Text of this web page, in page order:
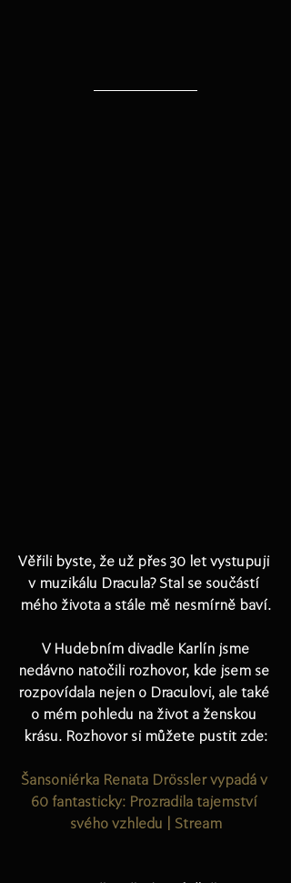
Věřili byste, že už přes 30 let vystupuji
v muzikálu Dracula? Stal se součástí
mého života a stále mě nesmírně baví.
V Hudebním divadle Karlín jsme
nedávno natočili rozhovor, kde jsem se
rozpovídala nejen o Draculovi, ale také
o mém pohledu na život a ženskou
krásu. Rozhovor si můžete pustit zde:
Šansoniérka Renata Drössler vypadá v
60 fantasticky: Prozradila tajemství
svého vzhledu | Stream